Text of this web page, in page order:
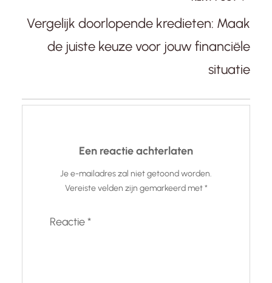
Vergelijk doorlopende kredieten: Maak
de juiste keuze voor jouw financiële
situatie
Een reactie achterlaten
Je e-mailadres zal niet getoond worden.
Vereiste velden zijn gemarkeerd met*
Reactie*